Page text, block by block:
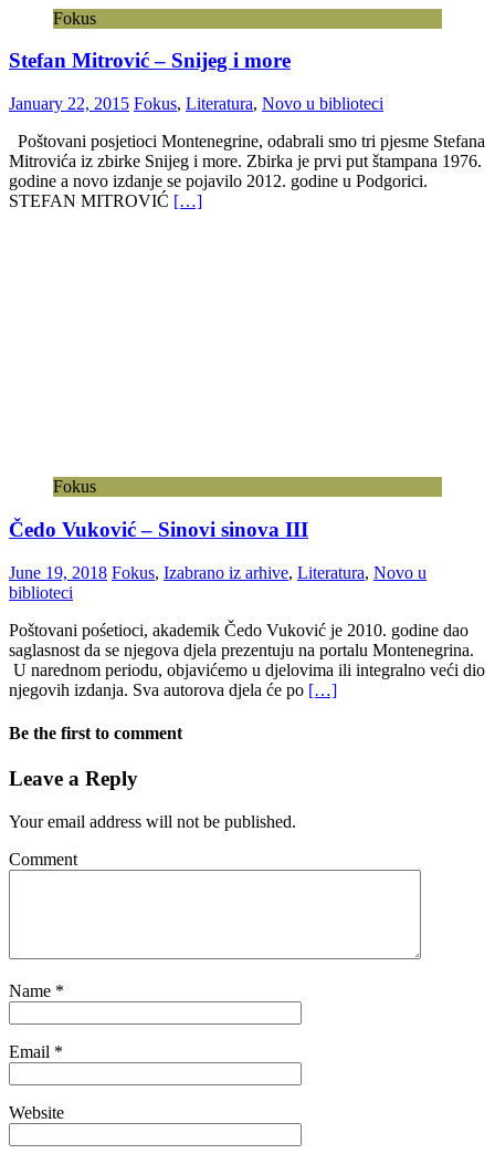
Fokus
Stefan Mitrović – Snijeg i more
January 22, 2015 Fokus, Literatura, Novo u biblioteci
Poštovani posjetioci Montenegrine, odabrali smo tri pjesme Stefana
Mitrovića iz zbirke Snijeg i more. Zbirka je prvi put štampana 1976.
godine a novo izdanje se pojavilo 2012. godine u Podgorici.
STEFAN MITROVIĆ […]
Fokus
Čedo Vuković – Sinovi sinova III
June 19, 2018 Fokus, Izabrano iz arhive, Literatura, Novo u
biblioteci
Poštovani pośetioci, akademik Čedo Vuković je 2010. godine dao
saglasnost da se njegova djela prezentuju na portalu Montenegrina.
U narednom periodu, objavićemo u djelovima ili integralno veći dio
njegovih izdanja. Sva autorova djela će po […]
Be the first to comment
Leave a Reply
Your email address will not be published.
Comment
Name *
Email *
Website